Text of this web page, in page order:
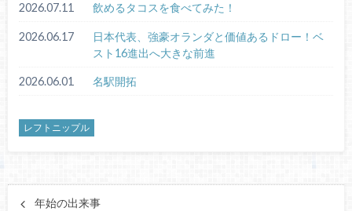
2026.07.11 飲めるタコスを食べてみた！
2026.06.17
日本代表、強豪オランダと価値あるドロー！ベ
スト16進出へ大きな前進
2026.06.01 名駅開拓
レフトニップル
年始の出来事